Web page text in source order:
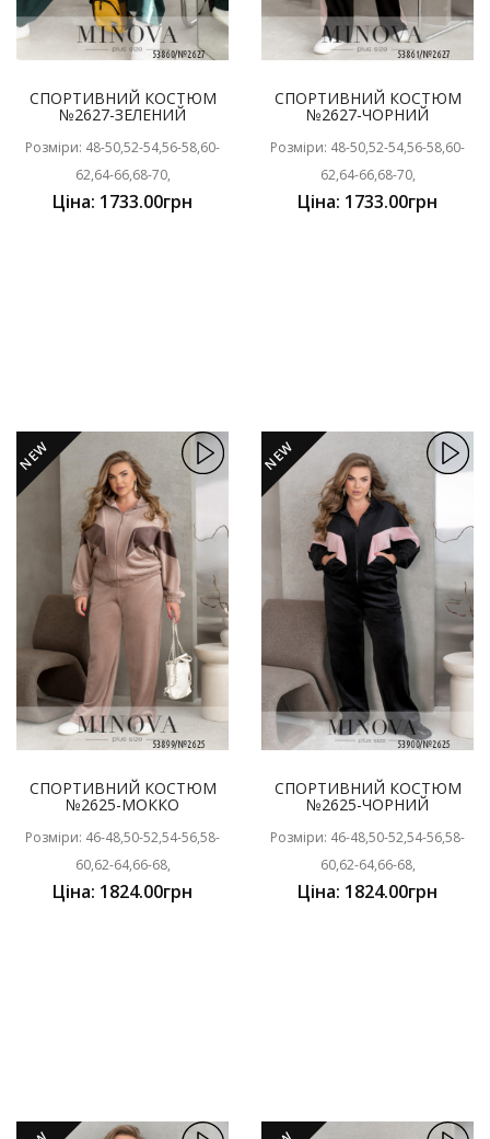
СПОРТИВНИЙ КОСТЮМ
№2627-ЗЕЛЕНИЙ
Розміри: 48-50,52-54,56-58,60-
62,64-66,68-70,
Ціна: 1733.00грн
СПОРТИВНИЙ КОСТЮМ
№2627-ЧОРНИЙ
Розміри: 48-50,52-54,56-58,60-
62,64-66,68-70,
Ціна: 1733.00грн
NEW
СПОРТИВНИЙ КОСТЮМ
№2625-МОККО
Розміри: 46-48,50-52,54-56,58-
60,62-64,66-68,
Ціна: 1824.00грн
NEW
СПОРТИВНИЙ КОСТЮМ
№2625-ЧОРНИЙ
Розміри: 46-48,50-52,54-56,58-
60,62-64,66-68,
Ціна: 1824.00грн